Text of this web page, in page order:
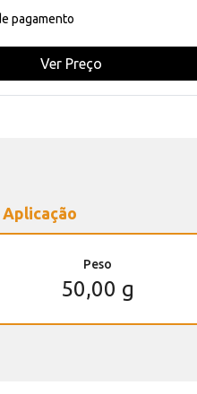
pagamento
Ver Preço
Peso
50,00 g